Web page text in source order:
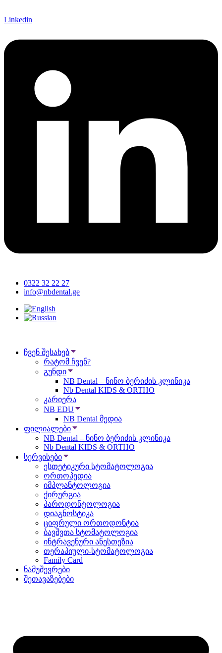
Linkedin
0322 32 22 27
info@nbdental.ge
ჩვენ შესახებ
რატომ ჩვენ?
გუნდი
NB Dental – ნინო ბერიძის კლინიკა
Nb Dental KIDS & ORTHO
კარიერა
NB EDU
NB Dental მედია
ფილიალები
NB Dental – ნინო ბერიძის კლინიკა
Nb Dental KIDS & ORTHO
სერვისები
ესთეტიკური სტომატოლოგია
ორთოპედია
იმპლანტოლოგია
ქირურგია
პაროდონტოლოგია
დიაგნოსტიკა
ციფრული ორთოდონტია
ბავშვთა სტომატოლოგია
ინტრავენური ანესთეზია
თერაპიული-სტომატოლოგია
Family Card
ნამუშევრები
შეთავაზებები